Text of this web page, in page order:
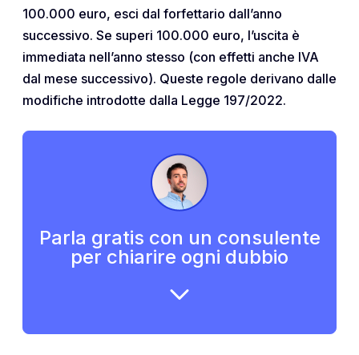
100.000 euro, esci dal forfettario dall’anno
successivo. Se superi 100.000 euro, l’uscita è
immediata nell’anno stesso (con effetti anche IVA
dal mese successivo). Queste regole derivano dalle
modifiche introdotte dalla Legge 197/2022.
Parla gratis con un consulente
per chiarire ogni dubbio